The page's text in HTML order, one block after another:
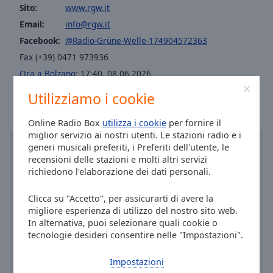
Utilizziamo i cookie
Online Radio Box utilizza i cookie per fornire il
miglior servizio ai nostri utenti. Le stazioni radio e i
generi musicali preferiti, i Preferiti dell'utente, le
recensioni delle stazioni e molti altri servizi
richiedono l'elaborazione dei dati personali.
Clicca su "Accetto", per assicurarti di avere la
migliore esperienza di utilizzo del nostro sito web.
In alternativa, puoi selezionare quali cookie o
tecnologie desideri consentire nelle "Impostazioni".
Impostazioni
Area
Background
Opacity
Family
Sito:
www.rgw.it
Email:
info@rgw.it
Facebook: @Radio-Grüne-Welle-174904572363
Fax (+39) 0471 973936
Ora a Bolzano:17:40,08.06.2026